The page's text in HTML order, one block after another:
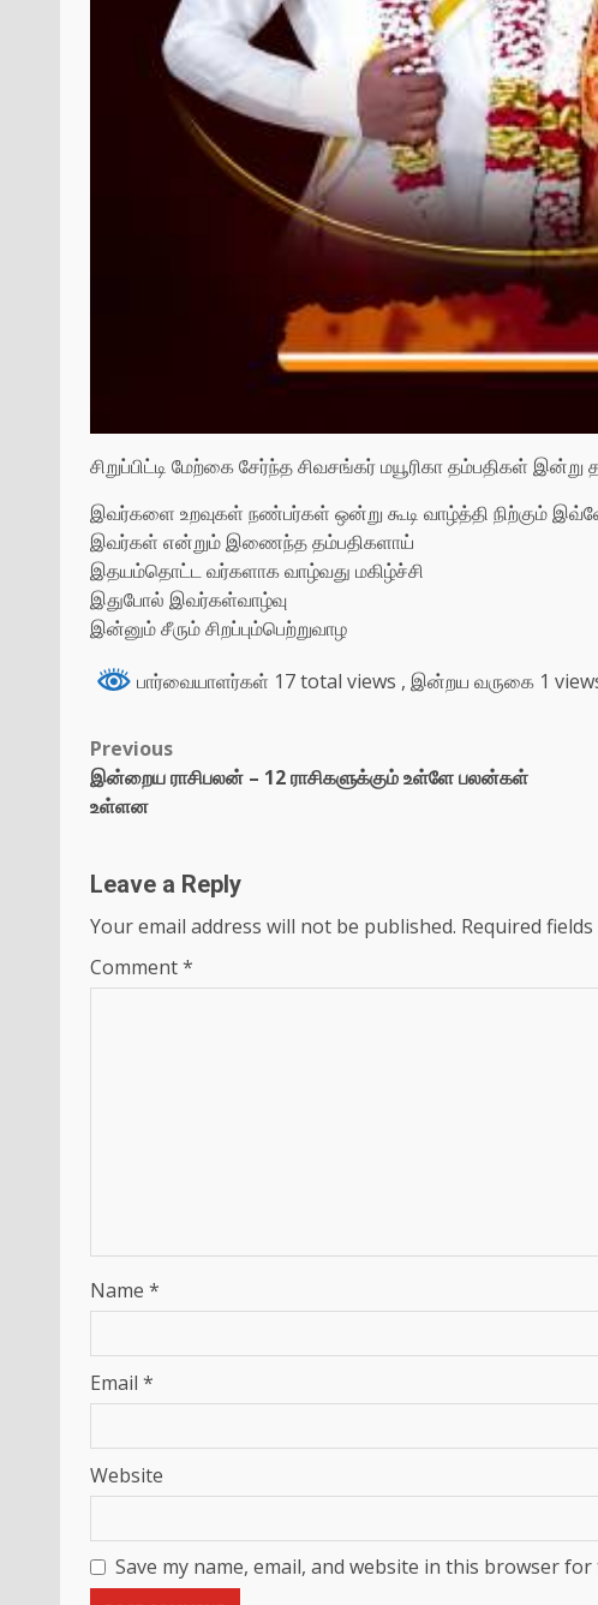
சிறுப்பிட்டி மேற்கை சேர்ந்த சிவசங்கர் மயூரிகா தம்பதிகள்
இவர்களை உறவுகள் நண்பர்கள் ஒன்று கூடி வாழ்த்தி நிற்கும்
இவர்கள் என்றும் இணைந்த தம்பதிகளாய்
இதயம்தொட்ட வர்களாக வாழ்வது மகிழ்ச்சி
இதுபோல் இவர்கள்வாழ்வு
இன்னும் சீரும் சிறப்பும்பெற்றுவாழ
பார்வையாளர்கள் 17 total views , இன்றய வருகை 1
Previous
இன்றைய ராசிபலன் – 12 ராசிகளுக்கும் உள்ளே பலன்கள்
உள்ளன
Leave a Reply
Your email address will not be published. Required
Comment*
Name *
Email *
Website
Save my name, email, and website in this browser